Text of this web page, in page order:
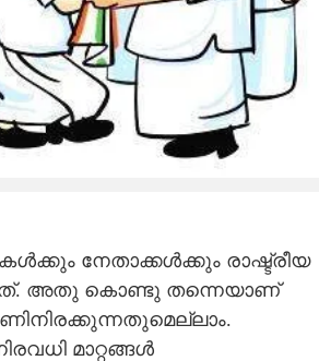
നേതാക്കൾക്കും രാഷ്ട്രീയ
അതു കൊണ്ടു തന്നെയാണ്
മാറ്റങ്ങൾ